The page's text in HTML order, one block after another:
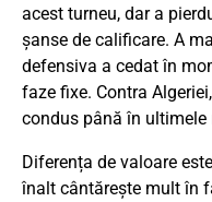
acest turneu, dar a
șanse de calificare. A
defensiva a cedat în
faze fixe. Contra
condus până în ultimele
Diferența de valoare
înalt cântărește mult în